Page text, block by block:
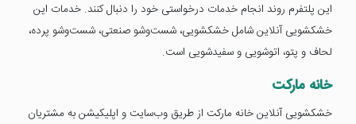
این پلتفرم روند انجام خدمات درخواستی خود را دنبال کنند. خدمات این
خشکشویی آنلاین شامل خشکشویی، شست‌وشو صنعتی، شست‌وشو پرده،
لحاف و پتو، اتوشویی و سفیدشویی است.
خانه مارکت
خشکشویی آنلاین خانه مارکت از طریق وب‌سایت و اپلیکیشن به مشتریان